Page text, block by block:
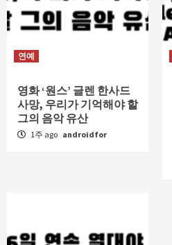
연예
영화 ‘원스’ 글렌 한사드
사망, 우리가 기억해야 할
그의 음악 유산
1주 ago androidfor